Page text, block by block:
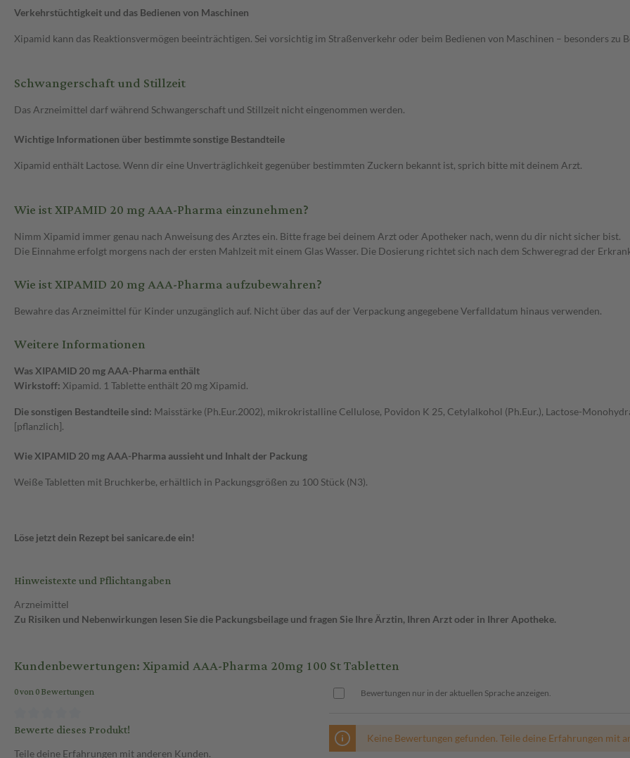
Verkehrstüchtigkeit und das Bedienen von Maschinen
Xipamid kann das Reaktionsvermögen beeinträchtigen. Sei vorsichtig im Straßenverkehr oder beim Bedienen von Maschinen – besonders zu
Schwangerschaft und Stillzeit
Das Arzneimittel darf während Schwangerschaft und Stillzeit nicht eingenommen werden.
Wichtige Informationen über bestimmte sonstige Bestandteile
Xipamid enthält Lactose. Wenn dir eine Unverträglichkeit gegenüber bestimmten Zuckern bekannt ist, sprich bitte mit deinem Arzt.
Wie ist XIPAMID 20 mg AAA-Pharma einzunehmen?
Nimm Xipamid immer genau nach Anweisung des Arztes ein. Bitte frage bei deinem Arzt oder Apotheker nach, wenn du dir nicht sicher bist.
Die Einnahme erfolgt morgens nach der ersten Mahlzeit mit einem Glas Wasser. Die Dosierung richtet sich nach dem Schweregrad der
Wie ist XIPAMID 20 mg AAA-Pharma aufzubewahren?
Bewahre das Arzneimittel für Kinder unzugänglich auf. Nicht über das auf der Verpackung angegebene Verfalldatum hinaus verwenden.
Weitere Informationen
Was XIPAMID 20 mg AAA-Pharma enthält
Wirkstoff: Xipamid. 1 Tablette enthält 20 mg Xipamid.
Die sonstigen Bestandteile sind: Maisstärke (Ph.Eur.2002), mikrokristalline Cellulose, Povidon K 25, Cetylalkohol (Ph.Eur.), Lactose-
[pflanzlich].
Wie XIPAMID 20 mg AAA-Pharma aussieht und Inhalt der Packung
Weiße Tabletten mit Bruchkerbe, erhältlich in Packungsgrößen zu 100 Stück (N3).
Löse jetzt dein Rezept bei sanicare.de ein!
Hinweistexte und Pflichtangaben
Arzneimittel
Zu Risiken und Nebenwirkungen lesen Sie die Packungsbeilage und fragen Sie Ihre Ärztin, Ihren Arzt oder in Ihrer Apotheke.
Kundenbewertungen: Xipamid AAA-Pharma 20mg 100 St Tabletten
0 von 0 Bewertungen
Bewerte dieses Produkt!
Teile deine Erfahrungen mit anderen Kunden.
Bewertungen nur in der aktuellen Sprache anzeigen.
Keine Bewertungen gefunden. Teile deine Erfahrungen mit